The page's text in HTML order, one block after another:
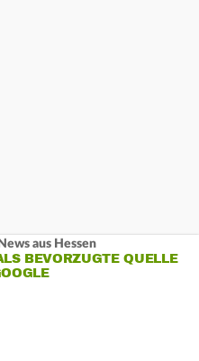
aus Hessen
BEVORZUGTE QUELLE